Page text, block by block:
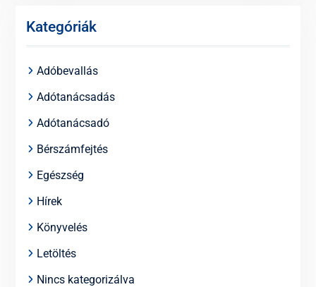
Kategóriák
Adóbevallás
Adótanácsadás
Adótanácsadó
Bérszámfejtés
Egészség
Hírek
Könyvelés
Letöltés
Nincs kategorizálva